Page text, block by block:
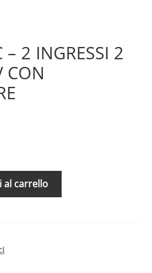
2 INGRESSI 2
CON
al carrello